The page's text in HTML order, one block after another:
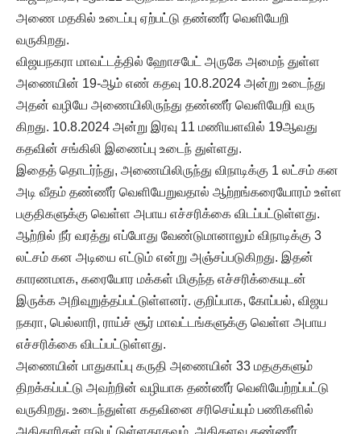
அணை மதகில் உடைப்பு ஏற்பட்டு தண்ணீர் வெளியேறி
வருகிறது.
விஜயநகரா மாவட்டத்தில் ஹோசபேட் அருகே அமைந் துள்ள
அணையின் 19-ஆம் எண் கதவு 10.8.2024 அன்று உடைந்து
அதன் வழியே அணையிலிருந்து தண்ணீர் வெளியேறி வரு
கிறது. 10.8.2024 அன்று இரவு 11 மணியளவில் 19ஆவது
கதவின் சங்கிலி இணைப்பு உடைந் துள்ளது.
இதைத் தொடர்ந்து, அணையிலிருந்து விநாடிக்கு 1 லட்சம் கன
அடி வீதம் தண்ணீர் வெளியேறுவதால் ஆற்றங்கரையோரம் உள்ள
பகுதிகளுக்கு வெள்ள அபாய எச்சரிக்கை விடப்பட்டுள்ளது.
ஆற்றில் நீர் வரத்து எப்போது வேண்டுமானாலும் விநாடிக்கு 3
லட்சம் கன அடியை எட்டும் என்று அஞ்சப்படுகிறது. இதன்
காரணமாக, கரையோர மக்கள் மிகுந்த எச்சரிக்கையுடன்
இருக்க அறிவுறுத்தப்பட்டுள்ளனர். குறிப்பாக, கோப்பல், விஜய
நகரா, பெல்லாரி, ராய்ச் சூர் மாவட்டங்களுக்கு வெள்ள அபாய
எச்சரிக்கை விடப்பட்டுள்ளது.
அணையின் பாதுகாப்பு கருதி அணையின் 33 மதகுகளும்
திறக்கப்பட்டு அவற்றின் வழியாக தண்ணீர் வெளியேற்றப்பட்டு
வருகிறது. உடைந்துள்ள கதவினை சரிசெய்யும் பணிகளில்
அதிகாரிகள் ஈடுபட்டுள்ளதாகவும், அதிகளவு தண்ணீர்